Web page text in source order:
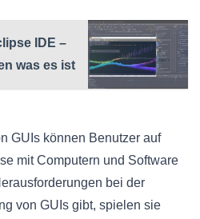
IDE –
was es ist
GUIs können Benutzer auf
mit Computern und Software
bei der
von GUIs gibt, spielen sie